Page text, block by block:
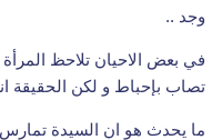
وجد ..
في بعض الاحيان تلاحظ
تصاب بإحباط و لكن الحقيقة
ما يحدث هو ان السيدة تمارس